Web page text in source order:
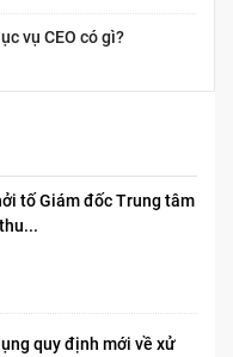
vụ CEO có gì?
tố Giám đốc Trung tâm
quy định mới về xử